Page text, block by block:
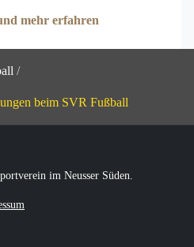
mehr erfahren
beim SVR Fußball
im Neusser Süden.